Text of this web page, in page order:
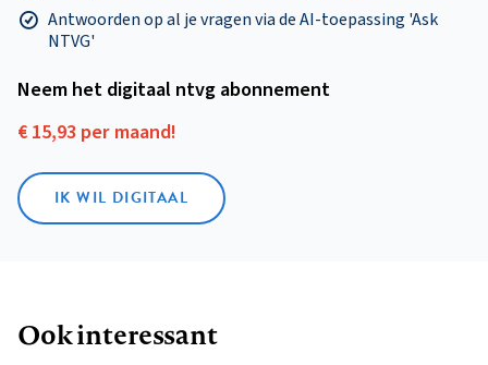
Antwoorden op al je vragen via de AI-toepassing 'Ask
NTVG'
Neem het digitaal ntvg abonnement
€ 15,93 per maand!
IK WIL DIGITAAL
Ook interessant